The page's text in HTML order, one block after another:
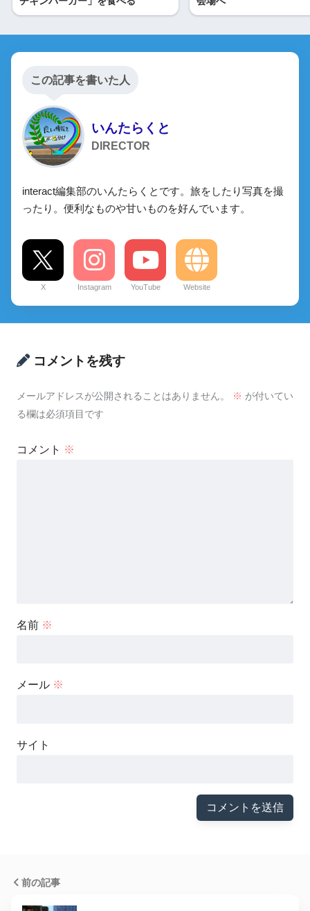
この記事を書いた人
いんたらくと
DIRECTOR
interact編集部のいんたらくとです。旅をしたり写真を撮
ったり。便利なものや甘いものを好んでいます。
X Instagram YouTube Website
コメントを残す
メールアドレスが公開されることはありません。 ※ が付いてい
る欄は必須項目です
コメント ※
名前 ※
メール ※
サイト
前の記事